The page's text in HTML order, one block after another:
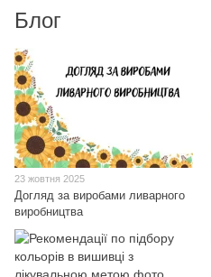
Блог
23 жовтня 2025
Догляд за виробами ливарного
виробництва